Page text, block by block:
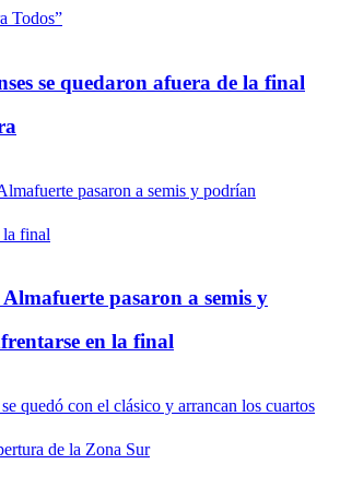
se quedaron afuera de la final
pasaron a semis y
en la final